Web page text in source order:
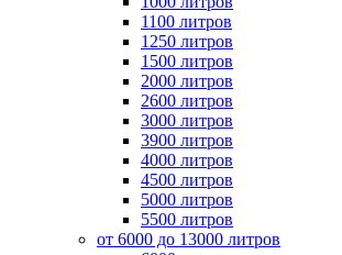
1100 литров
1250 литров
1500 литров
2000 литров
2600 литров
3000 литров
3900 литров
4000 литров
4500 литров
5000 литров
5500 литров
от 6000 до 13000 литров